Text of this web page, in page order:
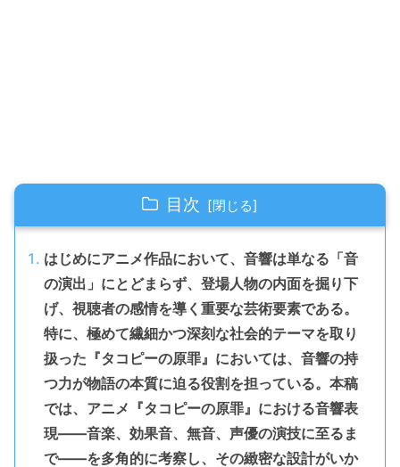
目次
はじめにアニメ作品において、音響は単なる「音
の演出」にとどまらず、登場人物の内面を掘り下
げ、視聴者の感情を導く重要な芸術要素である。
特に、極めて繊細かつ深刻な社会的テーマを取り
扱った『タコピーの原罪』においては、音響の持
つ力が物語の本質に迫る役割を担っている。本稿
では、アニメ『タコピーの原罪』における音響表
現――音楽、効果音、無音、声優の演技に至るま
で――を多角的に考察し、その緻密な設計がいか